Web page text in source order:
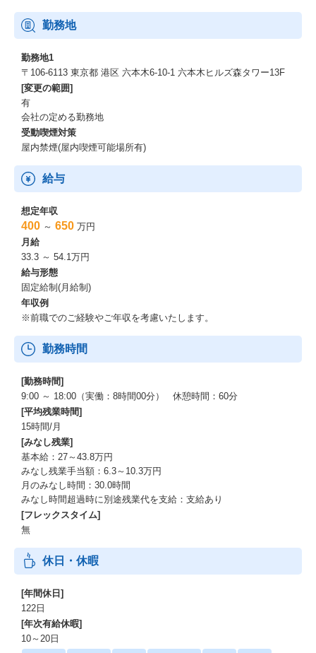
勤務地
勤務地1
〒106-6113 東京都 港区 六本木6-10-1 六本木ヒルズ森タワー13F
[変更の範囲]
有
会社の定める勤務地
受動喫煙対策
屋内禁煙(屋内喫煙可能場所有)
給与
想定年収
400 ～ 650 万円
月給
33.3 ～ 54.1万円
給与形態
固定給制(月給制)
年収例
※前職でのご経験やご年収を考慮いたします。
勤務時間
[勤務時間]
9:00 ～ 18:00（実働：8時間00分） 休憩時間：60分
[平均残業時間]
15時間/月
[みなし残業]
基本給：27～43.8万円
みなし残業手当額：6.3～10.3万円
月のみなし時間：30.0時間
みなし時間超過時に別途残業代を支給：支給あり
[フレックスタイム]
無
休日・休暇
[年間休日]
122日
[年次有給休暇]
10～20日